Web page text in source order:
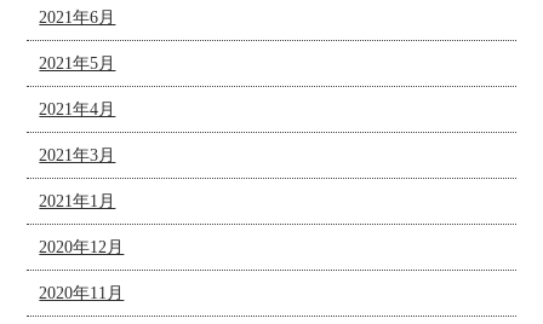
2021年6月
2021年5月
2021年4月
2021年3月
2021年1月
2020年12月
2020年11月